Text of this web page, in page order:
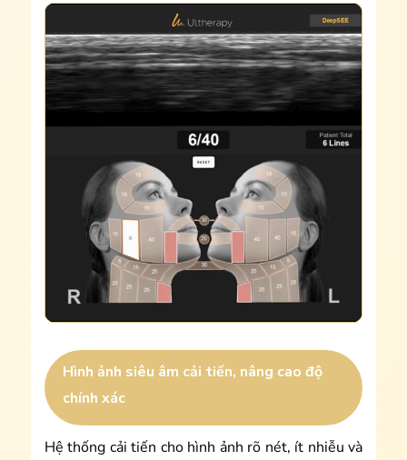
Hình ảnh siêu âm cải tiến, nâng cao độ
chính xác
Hệ thống cải tiến cho hình ảnh rõ nét, ít nhiễu và